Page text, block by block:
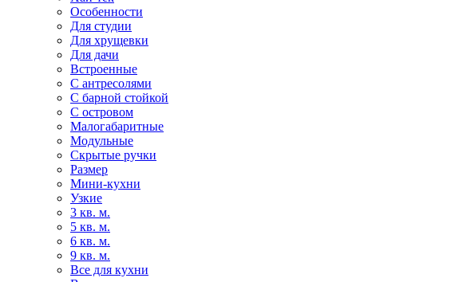
Особенности
Для студии
Для хрущевки
Для дачи
Встроенные
С антресолями
С барной стойкой
С островом
Малогабаритные
Модульные
Скрытые ручки
Размер
Мини-кухни
Узкие
3 кв. м.
5 кв. м.
6 кв. м.
9 кв. м.
Все для кухни